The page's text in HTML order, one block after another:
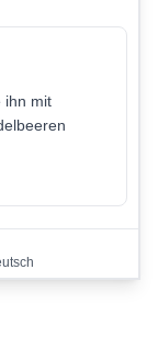
ihn mit